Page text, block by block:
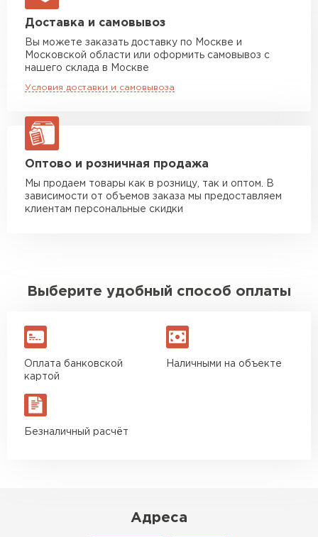
Машина до 20 тн до 80 м3
Манипулятор до 5 тн
макс. длина груза 6 м
от 7 000 руб
макс. длина груза 8 м
Манипулятор до 20 тн
макс. длина груза 13,5 м
ЗАКАЗАТЬ С ДОСТАВКОЙ
Доставка и самовывоз
Вы можете заказать доставку по Москве и
Московской области или оформить самовывоз с
нашего склада в Москве
Условия доставки и самовывоза
Оптово и розничная продажа
Мы продаем товары как в розницу, так и оптом. В
зависимости от объемов заказа мы предоставляем
клиентам персональные скидки
Выберите удобный способ оплаты
Оплата банковской
картой
Наличными на объекте
Безналичный расчёт
Адреса